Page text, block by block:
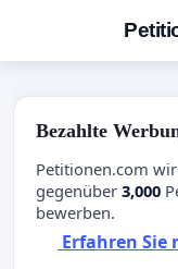
Bezahlte
Petitionen.com
gegenüber 3,000
bewerben.
Erfahren Sie